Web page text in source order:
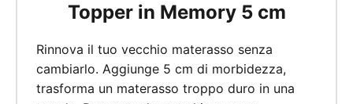
Topper in Memory 5 cm
Rinnova il tuo vecchio materasso senza
cambiarlo. Aggiunge 5 cm di morbidezza,
trasforma un materasso troppo duro in una